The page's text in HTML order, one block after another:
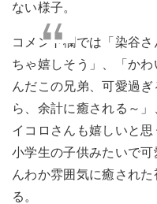
ない様子。
コメント欄では「染谷
ちゃ嬉しそう」、「か
んだこの兄弟、可愛過
ら、余計に癒される～
イコロさんも嬉しいと
小学生の子供みたいで
んわか雰囲気に癒され
る。